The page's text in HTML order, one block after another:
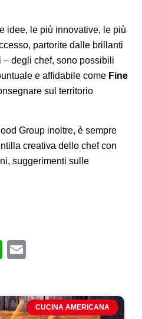
idee, le più innovative, le più
partorite dalle brillanti
degli chef, sono possibili
e affidabile come Fine
sul territorio
Group inoltre, è sempre
creativa dello chef con
suggerimenti sulle
WhatsApp
CUCINA AMERICANA